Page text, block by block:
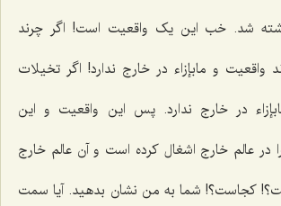
شد. خب این یک واقعیت است! اگر چرند
و مابإزاء در خارج ندارد! اگر تخیلات
در خارج ندارد. پس این واقعیت و این
عالم خارج اشغال کرده است و آن عالم خارج
کجاست؟! شما به من نشان بدهید. آیا سمت